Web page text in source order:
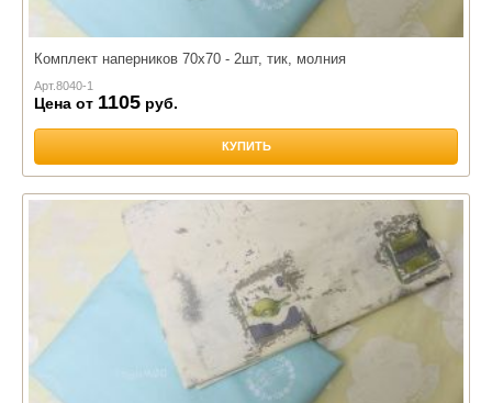
Комплект наперников 70х70 - 2шт, тик, молния
Арт.8040-1
Цена от 1105 руб.
КУПИТЬ